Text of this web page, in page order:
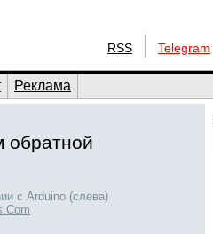
RSS Telegram
Реклама
обратной
с Arduino (слева)